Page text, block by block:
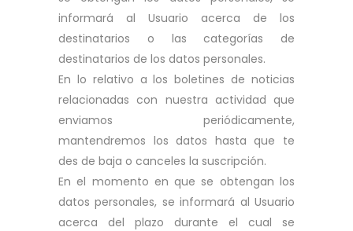
informará al Usuario acerca de los
destinatarios o las categorías de
destinatarios de los datos personales.
En lo relativo a los boletines de noticias
relacionadas con nuestra actividad que
enviamos periódicamente,
mantendremos los datos hasta que te
des de baja o canceles la suscripción.
En el momento en que se obtengan los
datos personales, se informará al Usuario
acerca del plazo durante el cual se